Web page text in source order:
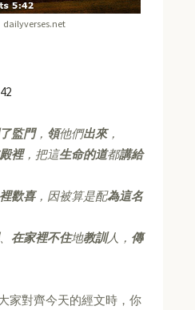
dailyverses.net
監門， 領他們出來，
裡，把這生命的道都講給
歡喜，因被算是配為這名
、 在家裡不住地教訓人， 傳
家對齊今天的經文時，你